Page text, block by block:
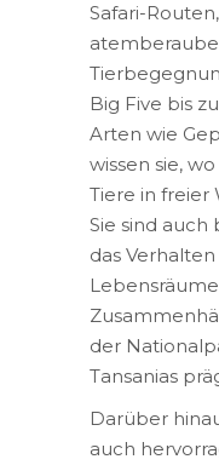
Safari-
Big Five bis
Arten wie
wissen sie,
Tiere in freier
Sie sind
das
der
Tansanias
Darüber
auch